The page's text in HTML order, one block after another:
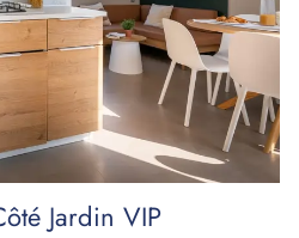
Jardin VIP